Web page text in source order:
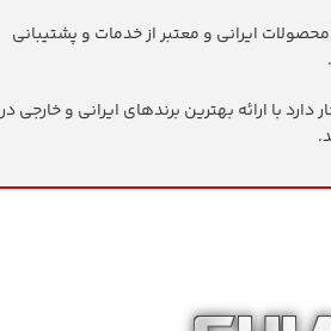
ایرانی و معتبر از خدمات و پشتیبانی
دارد با ارائه بهترین برندهای ایرانی و خارجی در